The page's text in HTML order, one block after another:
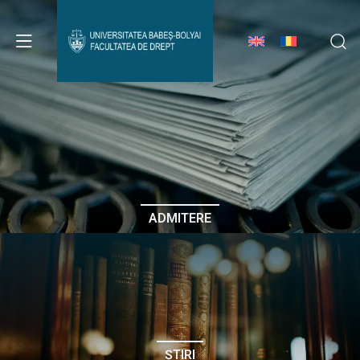
Avizier Studenți
Studii
Admitere
Erasmus & Internațional
Despre Facultate
ADMITERE
ȘTIRI